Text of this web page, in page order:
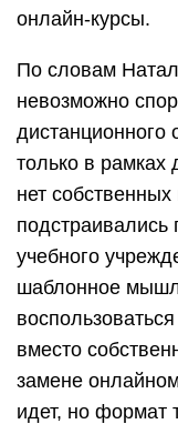
онлайн-курсы.
По словам
невозможно
дистанционного
только в рамках
нет
подстраивались
учебного
шаблонное
вместо
замене
идет, но формат